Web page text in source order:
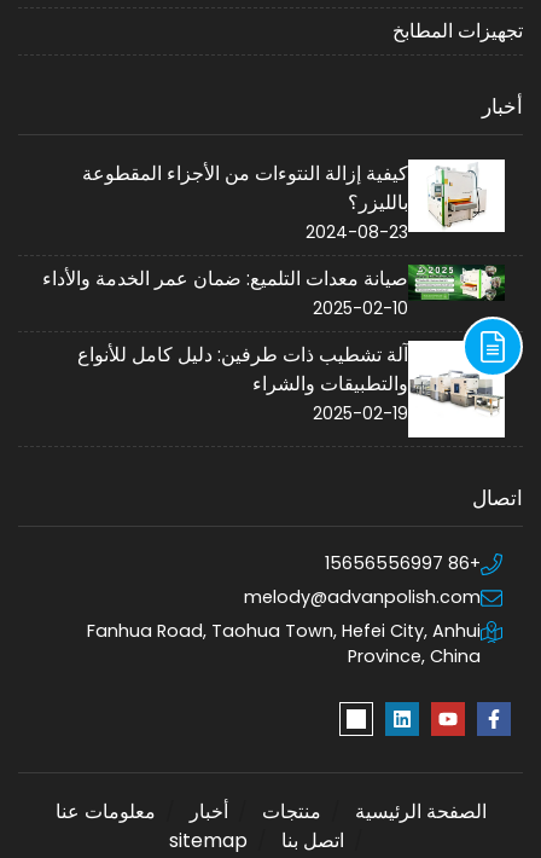
تجهيزات المطابخ
أخبار
كيفية إزالة النتوءات من الأجزاء المقطوعة
بالليزر؟
2024-08-23
صيانة معدات التلميع: ضمان عمر الخدمة والأداء
2025-02-10
آلة تشطيب ذات طرفين: دليل كامل للأنواع
والتطبيقات والشراء
2025-02-19
اتصال
+86 15656556997
melody@advanpolish.com
Fanhua Road, Taohua Town, Hefei City, Anhui
Province, China
الصفحة الرئيسية منتجات أخبار
معلومات عنا
اتصل بنا
sitemap